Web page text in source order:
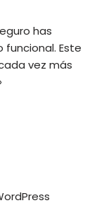
has
Este
vez más